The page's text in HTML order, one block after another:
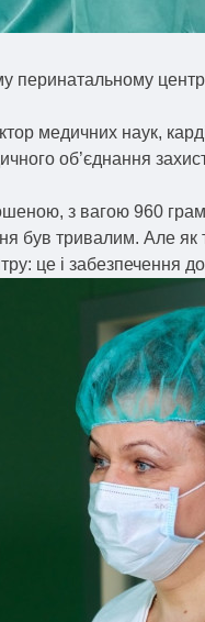
перинатальному
медичних наук,
об’єднання
з вагою 960
був тривалим. Але
це і забезпечення